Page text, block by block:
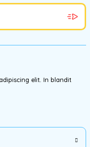
elit. In blandit